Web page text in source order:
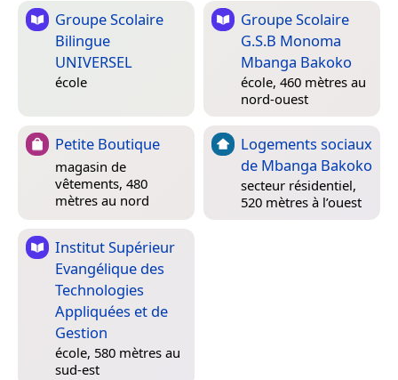
Groupe Scolaire
Bilingue
UNIVERSEL
école
Groupe Scolaire
G.S.B Monoma
Mbanga Bakoko
école, 460 mètres au
nord-ouest
Petite Boutique
magasin de
vêtements, 480
mètres au nord
Logements sociaux
de Mbanga Bakoko
secteur résidentiel,
520 mètres à l’ouest
Institut Supérieur
Evangélique des
Technologies
Appliquées et de
Gestion
école, 580 mètres au
sud-est